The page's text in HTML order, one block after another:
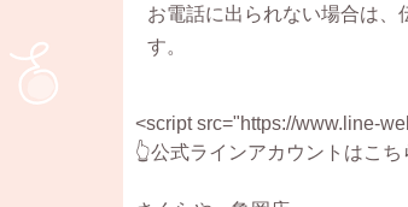
お電話に出られない場合は、
す。
<script src="https://www.line-
👆公式ラインアカウントはこち